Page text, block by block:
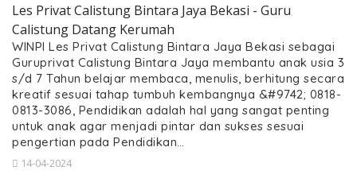
Les Privat Calistung Bintara Jaya Bekasi - Guru
Calistung Datang Kerumah
WINPI Les Privat Calistung Bintara Jaya Bekasi sebagai
Guruprivat Calistung Bintara Jaya membantu anak usia 3
s/d 7 Tahun belajar membaca, menulis, berhitung secara
kreatif sesuai tahap tumbuh kembangnya &#9742; 0818-
0813-3086, Pendidikan adalah hal yang sangat penting
untuk anak agar menjadi pintar dan sukses sesuai
pengertian pada Pendidikan…
14-04-2024